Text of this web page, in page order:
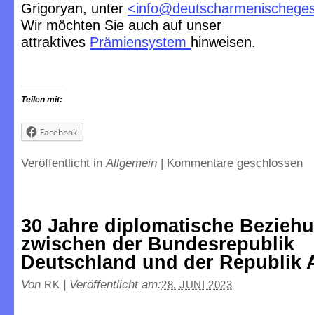
Grigoryan, unter <
Wir möchten Sie auch auf unser
attraktives Prämiensystem hinweisen.
Teilen mit:
Facebook
Veröffentlicht inAllgemein | Kommentare geschlossen
30 Jahre diplomatische
zwischen der Bundesrepublik
Deutschland und der Republik
Von RK | Veröffentlicht am:28. JUNI 2023